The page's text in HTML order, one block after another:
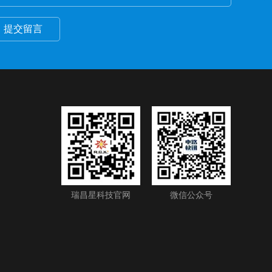
提交留言
瑞昌星科技官网 微信公众号